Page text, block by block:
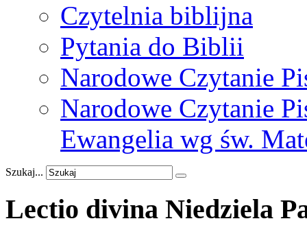
Czytelnia biblijna
Pytania do Biblii
Narodowe Czytanie
Narodowe Czytanie
Ewangelia wg św.
Szukaj...
Lectio divina Niedziela